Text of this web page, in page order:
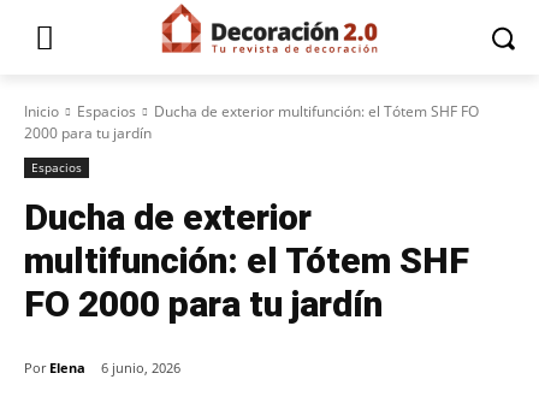
Inicio Espacios
Ducha de exterior multifunción: el Tótem SHF FO
2000 para tu jardín
Espacios
Ducha de exterior
multifunción: el Tótem SHF
FO 2000 para tu jardín
Por Elena 6 junio, 2026